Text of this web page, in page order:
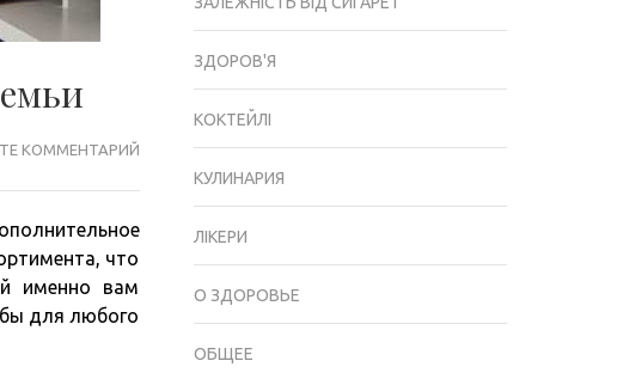
КОММЕНТАРИЙ ЭРГОНОМИЧНЫЕ
ВМЕСТИТЕЛЬНЫЕ
ТУМБЫ
что
именно вам
для любого
ЗДОРОВ'Я
КОКТЕЙЛІ
КУЛИНАРИЯ
ЛІКЕРИ
О ЗДОРОВЬЕ
ОБЩЕЕ